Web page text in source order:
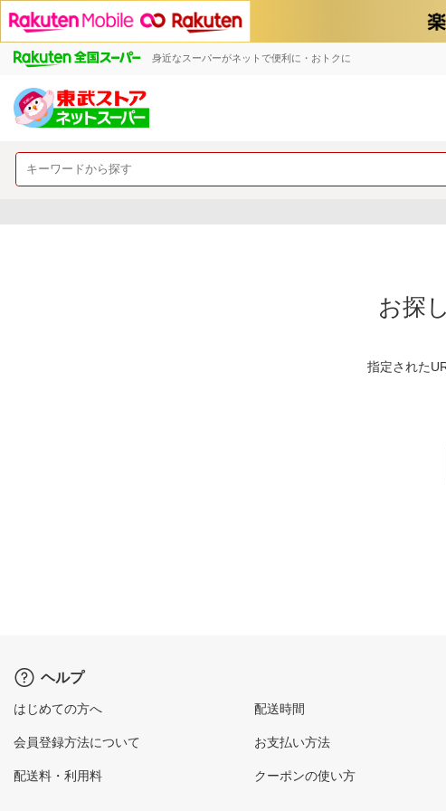
身近なスーパーがネットで便利に・おトクに
お探
指定された
ヘルプ
はじめての方へ
会員登録方法について
配送料・利用料
配送時間
お支払い方法
クーポンの使い方